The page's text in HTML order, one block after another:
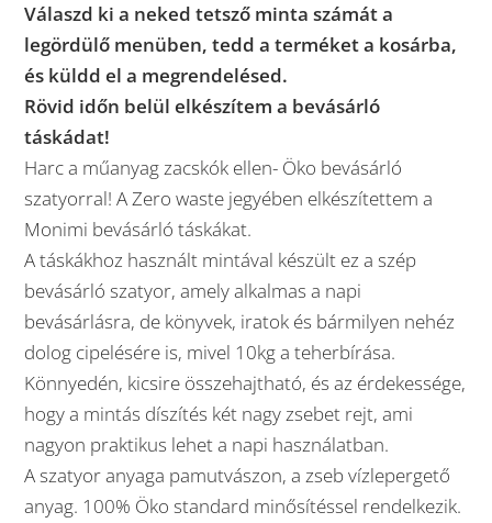
Válaszd ki a neked tetsző minta számát a
legördülő menüben, tedd a terméket a kosárba,
és küldd el a megrendelésed.
Rövid időn belül elkészítem a bevásárló
táskádat!
Harc a műanyag zacskók ellen- Öko bevásárló
szatyorral! A Zero waste jegyében elkészítettem a
Monimi bevásárló táskákat.
A táskákhoz használt mintával készült ez a szép
bevásárló szatyor, amely alkalmas a napi
bevásárlásra, de könyvek, iratok és bármilyen nehéz
dolog cipelésére is, mivel 10kg a teherbírása.
Könnyedén, kicsire összehajtható, és az érdekessége,
hogy a mintás díszítés két nagy zsebet rejt, ami
nagyon praktikus lehet a napi használatban.
A szatyor anyaga pamutvászon, a zseb vízlepergető
anyag. 100% Öko standard minősítéssel rendelkezik.